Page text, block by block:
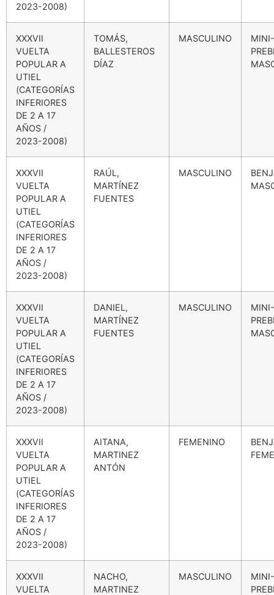
2023-2008)
XXXVII
VUELTA
POPULAR A
UTIEL
(CATEGORÍAS
INFERIORES
DE 2 A 17
AÑOS /
2023-2008)
TOMÁS,
BALLESTEROS
DÍAZ
MASCULINO
MINI-
XXXVII
VUELTA
POPULAR A
UTIEL
(CATEGORÍAS
INFERIORES
DE 2 A 17
AÑOS /
2023-2008)
RAÚL,
MARTÍNEZ
FUENTES
MASCULINO
XXXVII
VUELTA
POPULAR A
UTIEL
(CATEGORÍAS
INFERIORES
DE 2 A 17
AÑOS /
2023-2008)
DANIEL,
MARTÍNEZ
FUENTES
MASCULINO
MINI-
XXXVII
VUELTA
POPULAR A
UTIEL
(CATEGORÍAS
INFERIORES
DE 2 A 17
AÑOS /
2023-2008)
AITANA,
MARTINEZ
ANTÓN
FEMENINO
XXXVII
VUELTA
NACHO,
MARTINEZ
MASCULINO
MINI-